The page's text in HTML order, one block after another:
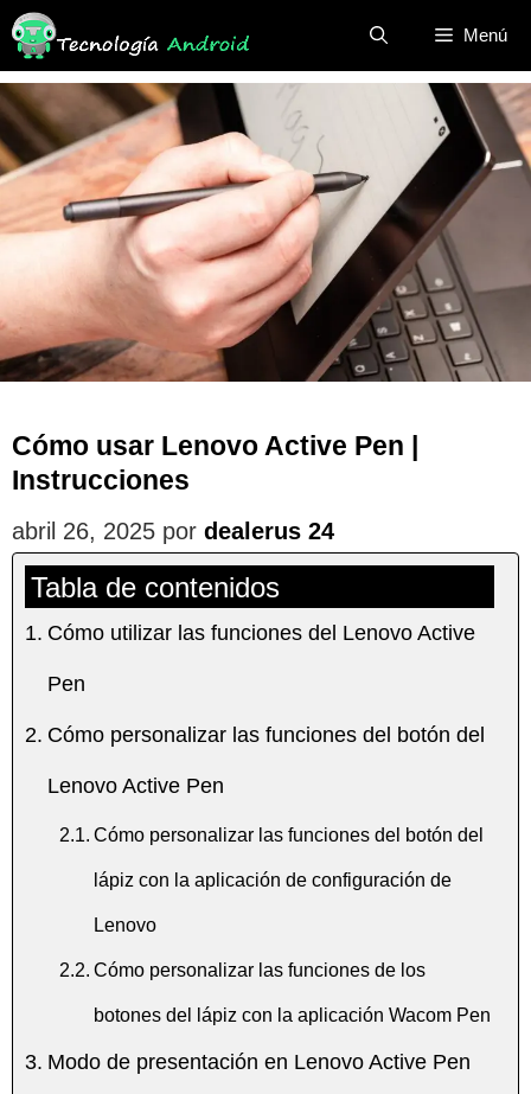
Saltar
contenido
Menú
Cómo usar Lenovo Active Pen |
Instrucciones
abril 26, 2025 por dealerus 24
Tabla de contenidos
Cómo utilizar las funciones del Lenovo Active
Pen
Cómo personalizar las funciones del botón del
Lenovo Active Pen
Cómo personalizar las funciones del botón del
lápiz con la aplicación de configuración de
Lenovo
Cómo personalizar las funciones de los
botones del lápiz con la aplicación Wacom Pen
Modo de presentación en Lenovo Active Pen